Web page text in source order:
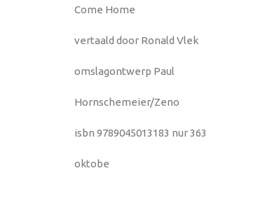
Come Home
vertaald door Ronald Vlek
omslagontwerp Paul
Hornschemeier/Zeno
isbn 9789045013183 nur 363
oktobe